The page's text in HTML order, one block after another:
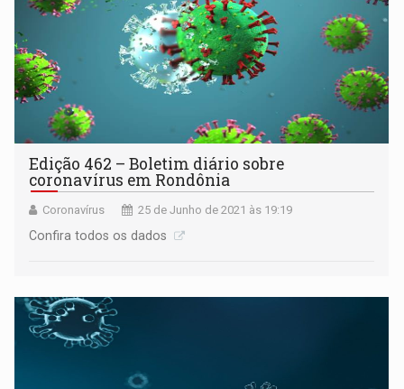
Edição 462 – Boletim diário sobre
coronavírus em Rondônia
Coronavírus 25 de Junho de 2021 às 19:19
Confira todos os dados